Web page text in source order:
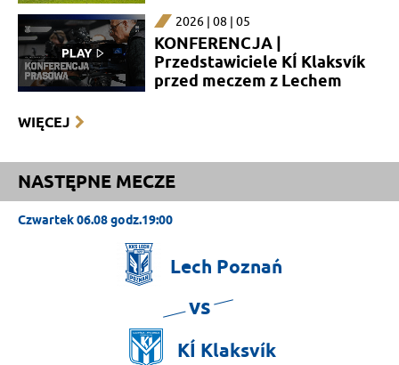
2026 | 08 | 05
KONFERENCJA |
Przedstawiciele KÍ Klaksvík
przed meczem z Lechem
WIĘCEJ
NASTĘPNE MECZE
Czwartek 06.08 godz.19:00
Lech Poznań
vs
KÍ Klaksvík